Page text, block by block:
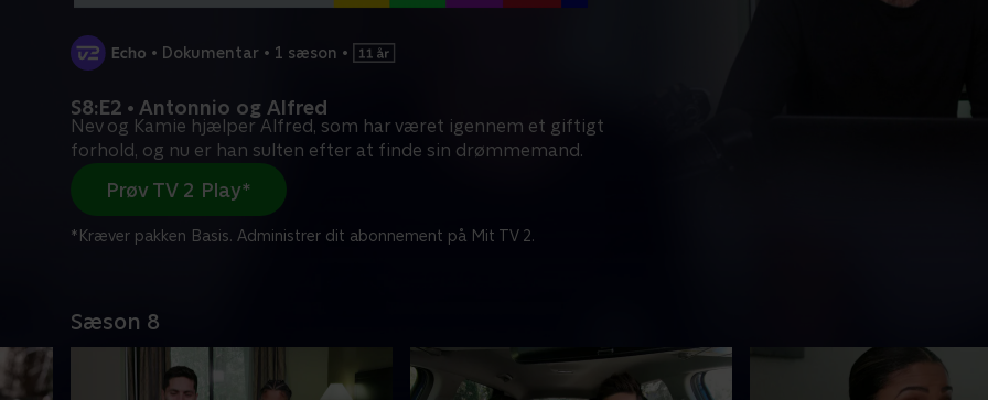
• Dokumentar • 1 sæson •
S8:E2 • Antonnio og Alfred
Nev og Kamie hjælper Alfred, som har været igennem et giftigt
forhold, og nu er han sulten efter at finde sin drømmemand.
Prøv TV 2 Play*
*Kræver pakken Basis. Administrer dit abonnement på Mit TV 2.
Sæson 8